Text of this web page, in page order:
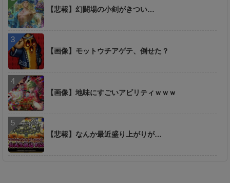
【悲報】幻闘場の小剣がきつい…
【画像】モットウチアゲテ、倒せた？
【画像】地味にすごいアビリティｗｗｗ
【悲報】なんか最近盛り上がりが…